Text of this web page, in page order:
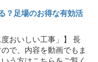
？足場のお得な有効活
おいしい工事」】 長
で、内容を動画でもま